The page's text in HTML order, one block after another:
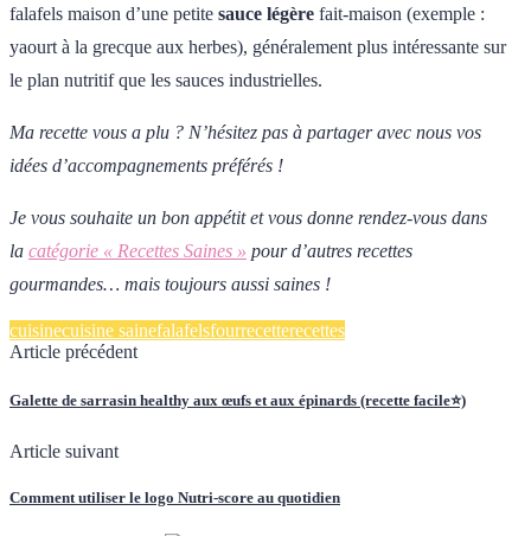
falafels maison d’une petite sauce légère fait-maison (exemple :
yaourt à la grecque aux herbes), généralement plus intéressante sur
le plan nutritif que les sauces industrielles.
Ma recette vous a plu ? N’hésitez pas à partager avec nous vos
idées d’accompagnements préférés !
Je vous souhaite un bon appétit et vous donne rendez-vous dans
la catégorie « Recettes Saines » pour d’autres recettes
gourmandes… mais toujours aussi saines !
cuisinecuisine sainefalafelsfourrecetterecettes
Article précédent
Galette de sarrasin healthy aux œufs et aux épinards (recette facile⭐)
Article suivant
Comment utiliser le logo Nutri-score au quotidien